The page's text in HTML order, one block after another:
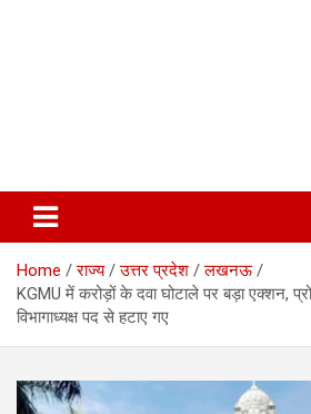
Home राज्य उत्तर प्रदेश
लखनऊ
KGMU में करोड़ों के दवा घोटाले पर बड़ा एक्शन,
विभागाध्यक्ष पद से हटाए गए